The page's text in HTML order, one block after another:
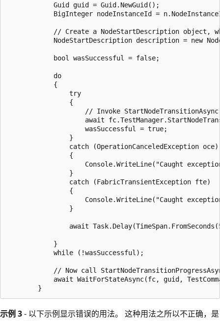
            Guid guid = Guid.NewGuid();
BigInteger nodeInstanceId =
// Create a NodeStartDescription object,
NodeStartDescription description = new
            bool wasSuccessful = false;
            do
            {
                try
                {
// Invoke
await
                    wasSuccessful = true;
                }
                catch (OperationCanceledException oce)
                {
Console.WriteLine("Caught
                }
                catch (FabricTransientException fte)
                {
Console.WriteLine("Caught
                }
await
            }
            while (!wasSuccessful);
// Now call
await WaitForStateAsync(fc, guid,
示例 3- 以下示例显示错误的用法。 这种用法之所以不正确，是